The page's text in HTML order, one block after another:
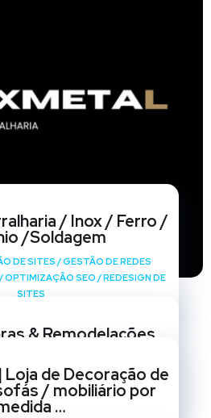
/ Inox / Ferro /
/Soldagem
DE SITES /GESTÃO DE REDES
/OPTIMIZAÇÃO SEO /REDESIGN DE
SITES
& Remodelações
OPTIMIZAÇÃO SEO/ REDESIGN DE
SITES
de Decoração de
/ mobiliário por
…